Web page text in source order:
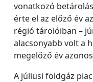
vonatkozó
érte el az előző év
régió tárolóiban –
alacsonyabb volt a
megelőző év
A júliusi földgáz